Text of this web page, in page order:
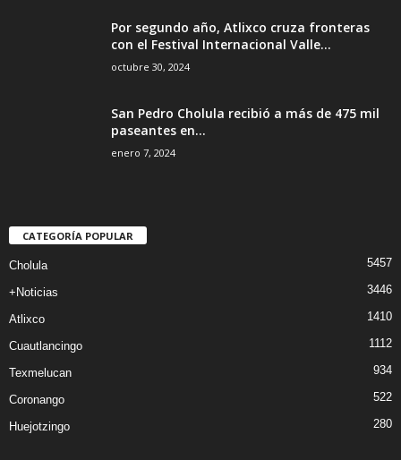
Por segundo año, Atlixco cruza fronteras
con el Festival Internacional Valle...
octubre 30, 2024
San Pedro Cholula recibió a más de 475 mil
paseantes en...
enero 7, 2024
CATEGORÍA POPULAR
Cholula 5457
+Noticias 3446
Atlixco 1410
Cuautlancingo 1112
Texmelucan 934
Coronango 522
Huejotzingo 280